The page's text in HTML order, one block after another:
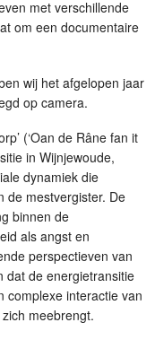
met verschillende
om een documentaire
wij het afgelopen jaar
op camera.
(‘Oan de Râne fan it
in Wijnjewoude,
dynamiek die
de mestvergister. De
binnen de
als angst en
perspectieven van
dat de energietransitie
complexe interactie van
meebrengt.